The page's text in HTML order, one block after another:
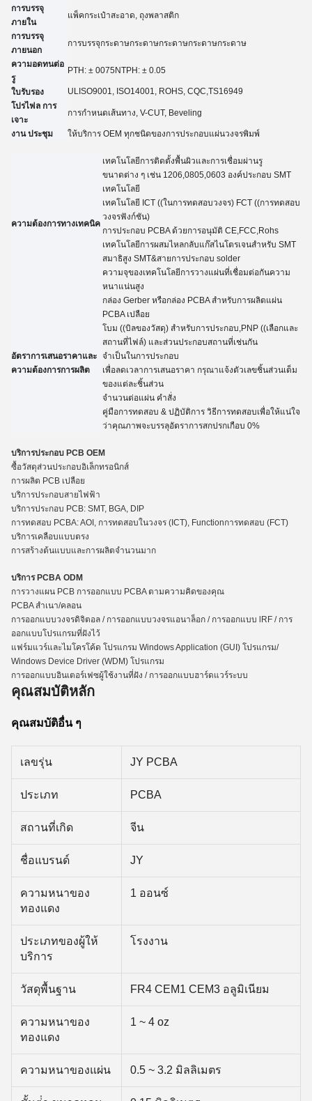
การบรรจุ
ภายใน
แพ็คกระเป๋าสะอาด, ถุงพลาสติก
การบรรจุ
ภายนอก
การบรรจุกระดาษกระดาษกระดาษกระดาษกระดาษ
ความอดทนต่อ
รู
PTH: ± 0075NTPH: ± 0.05
ใบรับรอง UL ISO9001, ISO14001, ROHS, CQC ,TS16949
โปรไฟล การ
เจาะ
การกําหนดเส้นทาง, V-CUT, Beveling
งาน ประชุม ให้บริการ OEM ทุกชนิดของการประกอบแผ่นวงจรพิมพ์
ความต้องการทางเทคนิค
เทคโนโลยีการติดตั้งพื้นผิวและการเชื่อมผ่านรู
ขนาดต่าง ๆ เช่น 1206,0805,0603 องค์ประกอบ SMT
เทคโนโลยี
เทคโนโลยี ICT ((ในการทดสอบวงจร) FCT ((การทดสอบ
วงจรฟังก์ชัน)
การประกอบ PCBA ด้วยการอนุมัติ CE,FCC,Rohs
เทคโนโลยีการผสมไหลกลับแก๊สไนโตรเจนสําหรับ SMT
สมาธิสูง SMT&สายการประกอบ solder
ความจุของเทคโนโลยีการวางแผ่นที่เชื่อมต่อกันความ
หนาแน่นสูง
อัตราการเสนอราคาและ
ความต้องการการผลิต
กล่อง Gerber หรือกล่อง PCBA สําหรับการผลิตแผ่น
PCBA เปลือย
โบม ((บิลของวัสดุ) สําหรับการประกอบ,PNP ((เลือกและ
สถานที่ไฟล์) และส่วนประกอบสถานที่เช่นกัน
จําเป็นในการประกอบ
เพื่อลดเวลาการเสนอราคา กรุณาแจ้งตัวเลขชิ้นส่วนเต็ม
ของแต่ละชิ้นส่วน
จํานวนต่อแผ่น คําสั่ง
คู่มือการทดสอบ & ปฏิบัติการ วิธีการทดสอบเพื่อให้แน่ใจ
ว่าคุณภาพจะบรรลุอัตราการสกปรกเกือบ 0%
บริการประกอบ PCB OEM
ซื้อวัสดุส่วนประกอบอิเล็กทรอนิกส์
การผลิต PCB เปลือย
บริการประกอบสายไฟฟ้า
บริการประกอบ PCB: SMT, BGA, DIP
การทดสอบ PCBA: AOI, การทดสอบในวงจร (ICT), Functionการทดสอบ (FCT)
บริการเคลือบแบบตรง
การสร้างต้นแบบและการผลิตจํานวนมาก
บริการ PCBA ODM
การวางแผน PCB การออกแบบ PCBA ตามความคิดของคุณ
PCBA สําเนา/คลอน
การออกแบบวงจรดิจิตอล / การออกแบบวงจรแอนาล็อก / การออกแบบ lRF / การ
ออกแบบโปรแกรมที่ฝังไว้
แฟร์มแวร์และไมโครโค้ด โปรแกรม Windows Application (GUI) โปรแกรม/
Windows Device Driver (WDM) โปรแกรม
การออกแบบอินเตอร์เฟซผู้ใช้งานที่ฝัง / การออกแบบฮาร์ดแวร์ระบบ
คุณสมบัติหลัก
คุณสมบัติอื่น ๆ
เลขรุ่น JY PCBA
ประเภท PCBA
สถานที่เกิด จีน
ชื่อแบรนด์ JY
ความหนาของ
ทองแดง
1 ออนซ์
ประเภทของผู้ให้
บริการ
โรงงาน
วัสดุพื้นฐาน FR4 CEM1 CEM3 อลูมิเนียม
ความหนาของ
ทองแดง
1 ~ 4 oz
ความหนาของแผ่น 0.5 ~ 3.2 มิลลิเมตร